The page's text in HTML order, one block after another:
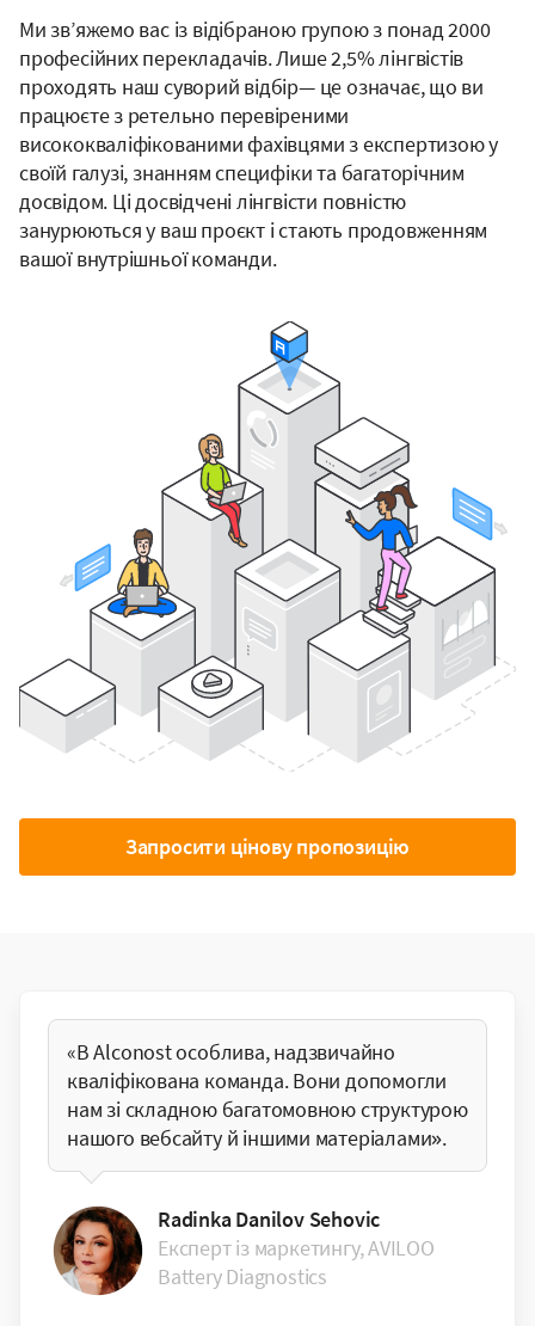
Ми зв’яжемо вас із відібраною групою з понад 2000
професійних перекладачів. Лише 2,5% лінгвістів
проходять наш суворий відбір— це означає, що ви
працюєте з ретельно перевіреними
висококваліфікованими фахівцями з експертизою у
своїй галузі, знанням специфіки та багаторічним
досвідом. Ці досвідчені лінгвісти повністю
занурюються у ваш проєкт і стають продовженням
вашої внутрішньої команди.
Запросити цінову пропозицію
«В Alconost особлива, надзвичайно
кваліфікована команда. Вони допомогли
нам зі складною багатомовною структурою
нашого вебсайту й іншими матеріалами».
Radinka Danilov Sehovic
Експерт із маркетингу, AVILOO
Battery Diagnostics